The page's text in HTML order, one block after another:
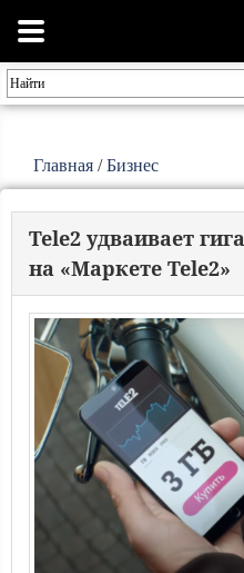
Главная /Бизнес
Tele2 удваивает
на «Маркете Tele2»